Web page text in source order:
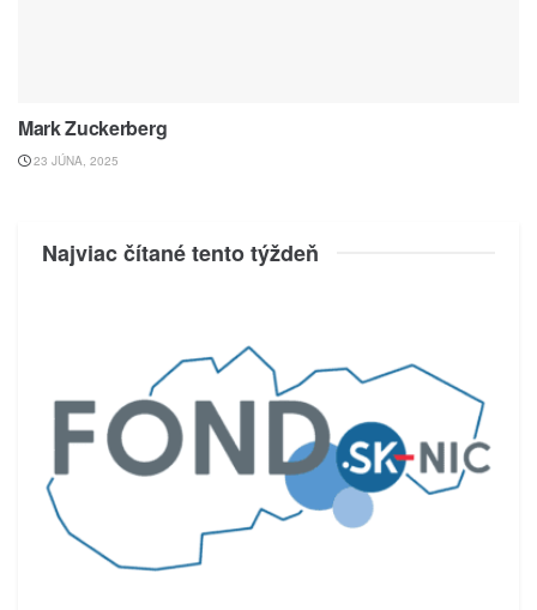
Mark Zuckerberg
23 JÚNA, 2025
Najviac čítané tento týždeň